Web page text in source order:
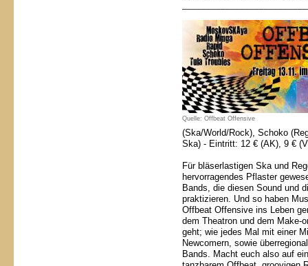
Quelle: Offbeat Offensive
(Ska/World/Rock), Schoko
Ska) - Eintritt: 12 € (AK), 9 €
Für bläserlastigen Ska und
hervorragendes Pflaster
Bands, die diesen Sound und
praktizieren. Und so haben
Offbeat Offensive ins Leben
dem Theatron und dem Make-
geht; wie jedes Mal mit einer
Newcomern, sowie
Bands. Macht euch also auf